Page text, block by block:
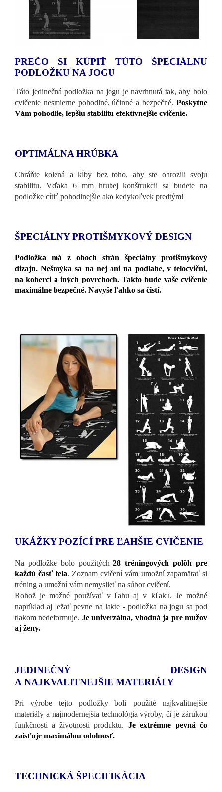
PREČO SI KÚPIŤ TÚTO ŠPECIÁLNU
PODLOŽKU NA JOGU
Táto jedinečná podložka na jogu je navrhnutá tak, aby bolo
cvičenie nesmierne pohodlné, účinné a bezpečné. Poskytne
Vám pohodlie, lepšiu stabilitu efektívnejšie cvičenie.
OPTIMÁLNA HRÚBKA
Chráňte kolená a kĺby bez toho, aby ste ohrozili svoju
stabilitu. Vďaka 6 mm hrubej konštrukcii sa budete na
podložke cítiť pohodlnejšie ako kedykoľvek predtým!
ŠPECIÁLNY PROTIŠMYKOVÝ DESIGN
Podložka má z oboch strán špeciálny protišmykový
dizajn. Nešmýka sa na nej ani na podlahe, v telocvični,
na koberci a iných povrchoch. Takto bude vaše cvičenie
maximálne bezpečné. Navyše ľahko sa čistí.
UKÁŽKY POZÍCÍ PRE ĽAHŠIE CVIČENIE
Na podložke bolo použitých28 tréningových polôh pre
každú časť tela. Zoznam cvičení vám umožní zapamätať si
tréning a umožní vám nemyslieť na súbor cvičení.
Rohož je možné používať v ľahu aj v kľaku. Je možné
napríklad aj ležať pevne na lakte - podložka na jogu sa pod
tlakom nedeformuje. Je univerzálna, vhodná ja pre mužov
aj ženy.
JEDINEČNÝ DESIGN
A NAJKVALITNEJŠIE MATERIÁLY
Pri výrobe tejto podložky boli použité najkvalitnejšie
materiály a najmodernejšia technológia výroby, či je zárukou
funkčnosti a životnosti produktu. Je extrémne pevná čo
zaisťuje maximálnu odolnosť.
TECHNICKÁ ŠPECIFIKÁCIA